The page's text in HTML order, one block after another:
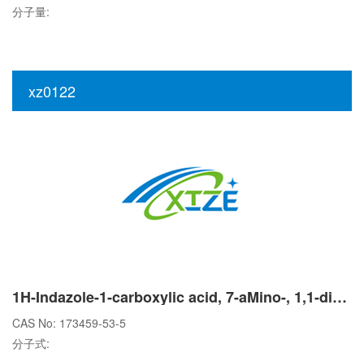
分子量:
xz0122
1H-Indazole-1-carboxylic acid, 7-aMino-, 1,1-diMethylethyl ester
CAS No: 173459-53-5
分子式: